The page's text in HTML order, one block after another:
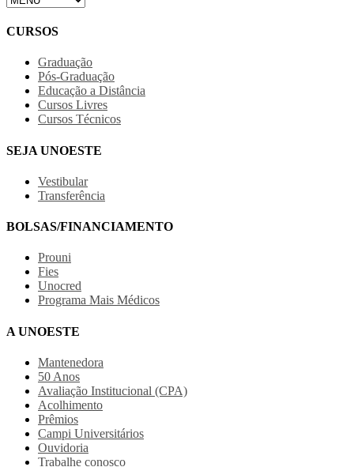
CURSOS
Graduação
Pós-Graduação
Educação a Distância
Cursos Livres
Cursos Técnicos
SEJA UNOESTE
Vestibular
Transferência
BOLSAS/FINANCIAMENTO
Prouni
Fies
Unocred
Programa Mais Médicos
A UNOESTE
Mantenedora
50 Anos
Avaliação Institucional (CPA)
Acolhimento
Prêmios
Campi Universitários
Ouvidoria
Trabalhe conosco